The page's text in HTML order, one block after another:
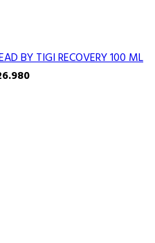
BY TIGI RECOVERY 100 ML